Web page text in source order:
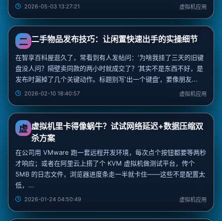
2026-05-03 13:27:21 虚拟机应用
二 二手物品发布技巧：让闲置快速出手的实操细节
在智享百科屋逛久了，常看到有人发帖问：‘为啥我挂了三天的旧键
盘没人问？隔壁卖同款的两小时就成交了？’其实不是东西不好，是
发布时漏掉了几个关键动作。标题别写‘出一个键盘’，要像朋友...
2026-02-10 18:40:57 虚拟机应用
虚 虚拟机里卡得像蜗牛？试试网络延迟+数据压缩双
杀方案
在公司用 VMware 跑一套远程开发环境，每次点个按钮都要等两秒
才响应；或者在阿里云上搭了个 KVM 虚拟机做测试平台，传个
5MB 的日志文件，浏览器进度条走一半就卡住——这些不是配置太
低，...
2026-01-24 04:50:49 虚拟机应用